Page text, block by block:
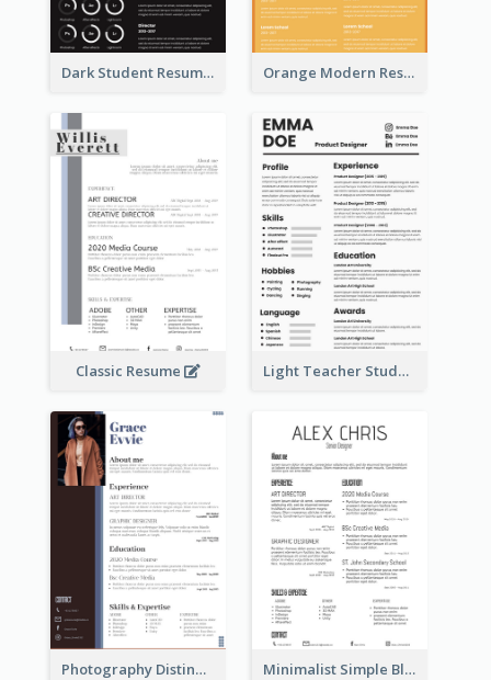
Dark Student Resume Orange Modern Resume
Classic Resume Light Teacher Student Resume
Photography Distinguished Resume Minimalist Simple Black Resume